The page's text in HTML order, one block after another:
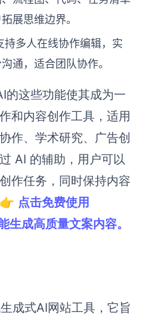
展思维边界。
持多人在线协作编辑，实
通，适合团队协作。
这些功能使其成为一
和内容创作工具，适用
作、学术研究、广告创
AI 的辅助，用户可以
作任务，同时保持内容
点击免费使用
成高质量文案内容。
成式AI网站工具 ，它旨